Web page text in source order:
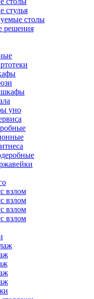
стулья
столы
решения
шкафы
уно
взлом
взлом
взлом
взлом